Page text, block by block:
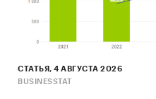
СТАТЬЯ, 4 АВГУСТА 2026
BUSINESSTAT